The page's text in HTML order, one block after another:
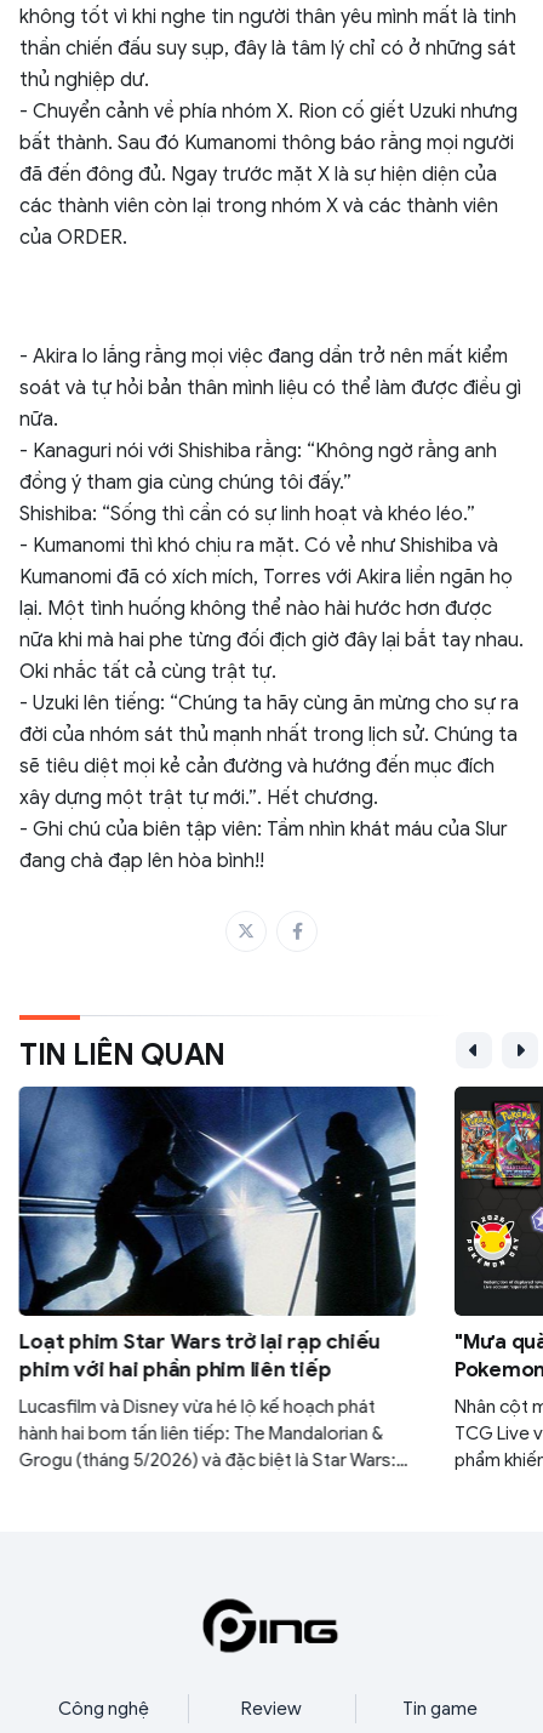
không tốt vì khi nghe tin người thân yêu mình mất là tinh
thần chiến đấu suy sụp, đây là tâm lý chỉ có ở những sát
thủ nghiệp dư.
- Chuyển cảnh về phía nhóm X. Rion cố giết Uzuki nhưng
bất thành. Sau đó Kumanomi thông báo rằng mọi người
đã đến đông đủ. Ngay trước mặt X là sự hiện diện của
các thành viên còn lại trong nhóm X và các thành viên
của ORDER.
- Akira lo lắng rằng mọi việc đang dần trở nên mất kiểm
soát và tự hỏi bản thân mình liệu có thể làm được điều gì
nữa.
- Kanaguri nói với Shishiba rằng: “Không ngờ rằng anh
đồng ý tham gia cùng chúng tôi đấy.”
Shishiba: “Sống thì cần có sự linh hoạt và khéo léo.”
- Kumanomi thì khó chịu ra mặt. Có vẻ như Shishiba và
Kumanomi đã có xích mích, Torres với Akira liền ngăn họ
lại. Một tình huống không thể nào hài hước hơn được
nữa khi mà hai phe từng đối địch giờ đây lại bắt tay nhau.
Oki nhắc tất cả cùng trật tự.
- Uzuki lên tiếng: “Chúng ta hãy cùng ăn mừng cho sự ra
đời của nhóm sát thủ mạnh nhất trong lịch sử. Chúng ta
sẽ tiêu diệt mọi kẻ cản đường và hướng đến mục đích
xây dựng một trật tự mới.”. Hết chương.
- Ghi chú của biên tập viên: Tầm nhìn khát máu của Slur
đang chà đạp lên hòa bình!!
TIN LIÊN QUAN
Loạt phim Star Wars trở lại rạp chiếu
phim với hai phần phim liên tiếp
Lucasfilm và Disney vừa hé lộ kế hoạch phát
hành hai bom tấn liên tiếp: The Mandalorian &
Grogu (tháng 5/2026) và đặc biệt là Star Wars:
"Mưa
30 gói
Nhân cột
TCG Live
phẩm
Công nghệ Review Tin game